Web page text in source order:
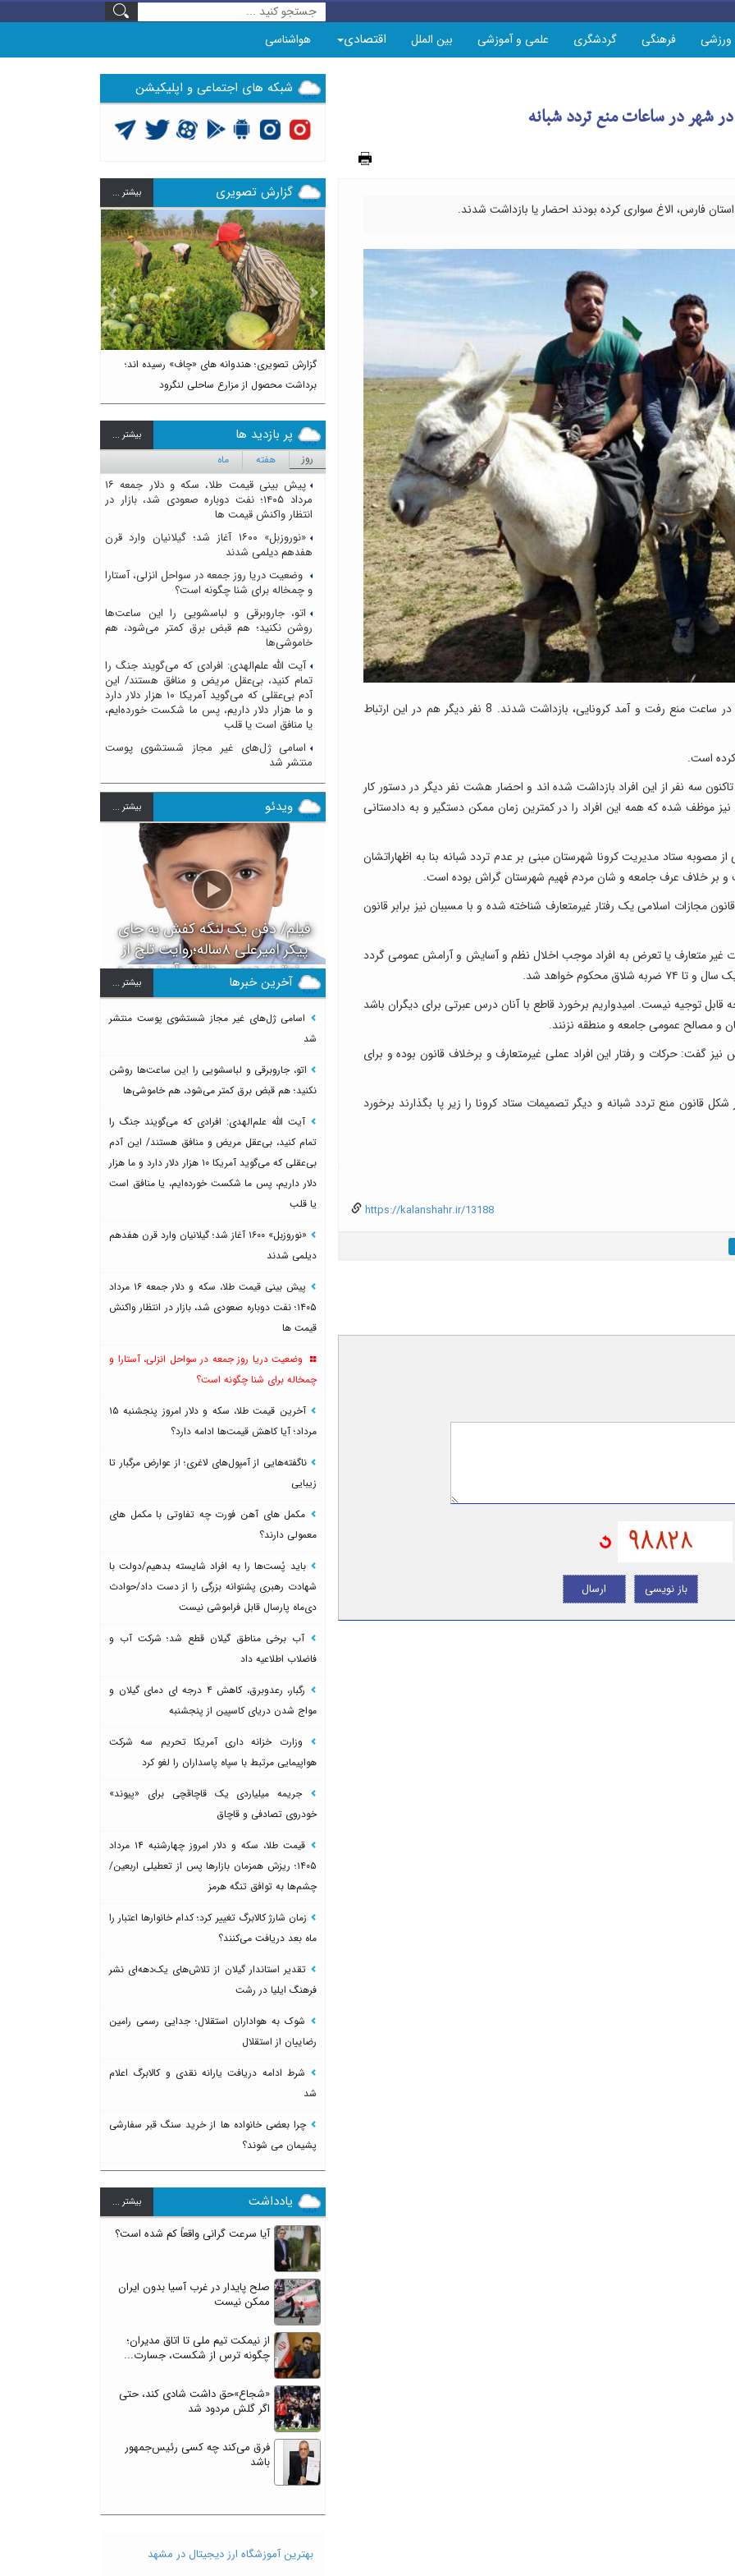
ورزشی فرهنگی گردشگری علمی و آموزشی بین الملل اقتصادی هواشناسی
: 3 نفر در استان فارس به دنبال الاغ سواری در ساعت منع رفت و آمد کرونایی، بازداشت شدند. 8 نفر دیگر هم در این ارتباط
است.
سه نفر از این افراد بازداشت شده اند و احضار هشت نفر دیگر در دستور کار
موظف شده که همه این افراد را در کمترین زمان ممکن دستگیر و به دادستانی
مصوبه ستاد مدیریت کرونا شهرستان مبنی بر عدم تردد شبانه بنا به اظهاراتشان
و بر خلاف عرف جامعه و شان مردم فهیم شهرستان گراش بوده است.
بیان کرد: حرکات این افراد بر اساس ماده ۶۱۸ قانون مجازات اسلامی یک رفتار غیرمتعارف شناخته شده و با مسببان نیز برابر قانون
غیر متعارف یا تعرض به افراد موجب اخلال نظم و آسایش و آرامش عمومی گردد
محکوم خواهد شد.
قابل توجیه نیست. امیدواریم برخورد قاطع با آنان درس عبرتی برای دیگران باشد
و مصالح عمومی جامعه و منطقه نزنند.
نیز گفت: حرکات و رفتار این افراد عملی غیرمتعارف و برخلاف قانون بوده و برای
قانون منع تردد شبانه و دیگر تصمیمات ستاد کرونا را زیر پا بگذارند برخورد
https://kalanshahr.ir/13188
ارسال باز نویسی
شبکه های اجتماعی و اپلیکیشن
گزارش تصویری بيشتر ...
گزارش تصویری؛ هندوانه های «چاف» رسیده اند؛
برداشت محصول از مزارع ساحلی لنگرود
Previous Next
پر بازدید ها بيشتر ...
روز هفته ماه
پیش بینی قیمت طلا، سکه و دلار جمعه ۱۶
مرداد ۱۴۰۵؛ نفت دوباره صعودی شد، بازار در
انتظار واکنش قیمت ها
«نوروزبل» ۱۶۰۰ آغاز شد؛ گیلانیان وارد قرن
هفدهم دیلمی شدند
وضعیت دریا روز جمعه در سواحل انزلی، آستارا
و چمخاله برای شنا چگونه است؟
اتو، جاروبرقی و لباسشویی را این ساعت‌ها
روشن نکنید؛ هم قبض برق کمتر می‌شود، هم
خاموشی‌ها
آیت الله علم‌الهدی: افرادی که می‌گویند جنگ را
تمام کنید، بی‌عقل مریض و منافق هستند/ این
آدم بی‌عقلی که می‌گوید آمریکا ۱۰ هزار دلار دارد
و ما هزار دلار داریم، پس ما شکست خورده‌ایم،
یا منافق است یا قلب
اسامی ژل‌های غیر مجاز شستشوی پوست
منتشر شد
ویدئو بيشتر ...
فیلم/ دفن یک لنگه کفش به جای
پیکر امیرعلی ۸ساله؛روایت تلخ از
سرنوشت دومین دانش آموز مدرسه
میناب بعد از ماکان
آخرین خبرها بيشتر ...
اسامی ژل‌های غیر مجاز شستشوی پوست منتشر
شد
اتو، جاروبرقی و لباسشویی را این ساعت‌ها روشن
نکنید؛ هم قبض برق کمتر می‌شود، هم خاموشی‌ها
آیت الله علم‌الهدی: افرادی که می‌گویند جنگ را
تمام کنید، بی‌عقل مریض و منافق هستند/ این آدم
بی‌عقلی که می‌گوید آمریکا ۱۰ هزار دلار دارد و ما هزار
دلار داریم، پس ما شکست خورده‌ایم، یا منافق است
یا قلب
«نوروزبل» ۱۶۰۰ آغاز شد؛ گیلانیان وارد قرن هفدهم
دیلمی شدند
پیش بینی قیمت طلا، سکه و دلار جمعه ۱۶ مرداد
۱۴۰۵؛ نفت دوباره صعودی شد، بازار در انتظار واکنش
قیمت ها
وضعیت دریا روز جمعه در سواحل انزلی، آستارا و
چمخاله برای شنا چگونه است؟
آخرین قیمت طلا، سکه و دلار امروز پنجشنبه ۱۵
مرداد؛ آیا کاهش قیمت‌ها ادامه دارد؟
ناگفته‌هایی از آمپول‌های لاغری؛ از عوارض مرگبار تا
زیبایی
مکمل های آهن فورت چه تفاوتی با مکمل های
معمولی دارند؟
باید پُست‌ها را به افراد شایسته بدهیم/دولت با
شهادت رهبری پشتوانه بزرگی را از دست داد/حوادث
دی‌ماه پارسال قابل فراموشی نیست
آب برخی مناطق گیلان قطع شد؛ شرکت آب و
فاضلاب اطلاعیه داد
رگبار، رعدوبرق، کاهش ۴ درجه ای دمای گیلان و
مواج شدن دریای کاسپین از پنجشنبه
وزارت خزانه داری آمریکا تحریم سه شرکت
هواپیمایی مرتبط با سپاه پاسداران را لغو کرد
جریمه میلیاردی یک قاچاقچی برای «پیوند»
خودروی تصادفی و قاچاق
قیمت طلا، سکه و دلار امروز چهارشنبه ۱۴ مرداد
۱۴۰۵؛ ریزش همزمان بازارها پس از تعطیلی اربعین/
چشم‌ها به توافق تنگه هرمز
زمان شارژ کالابرگ تغییر کرد؛ کدام خانوارها اعتبار را
ماه بعد دریافت می‌کنند؟
تقدیر استاندار گیلان از تلاش‌های یک‌دهه‌ای نشر
فرهنگ ایلیا در رشت
شوک به هواداران استقلال؛ جدایی رسمی رامین
رضاییان از استقلال
شرط ادامه دریافت یارانه نقدی و کالابرگ اعلام
شد
چرا بعضی خانواده ها از خرید سنگ قبر سفارشی
پشیمان می شوند؟
یادداشت بيشتر ...
آیا سرعت گرانی واقعاً کم شده است؟
صلح پایدار در غرب آسیا بدون ایران
ممکن نیست
از نیمکت تیم ملی تا اتاق مدیران؛
چگونه ترس از شکست، جسارت...
«شجاع»حق داشت شادی کند، حتی
اگر گلش مردود شد
فرق می‌کند چه کسی رئیس‌جمهور
باشد
بهترین آموزشگاه ارز دیجیتال در مشهد